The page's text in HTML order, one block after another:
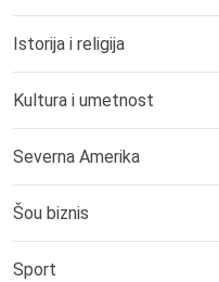
Istorija i religija
Kultura i umetnost
Severna Amerika
Šou biznis
Sport